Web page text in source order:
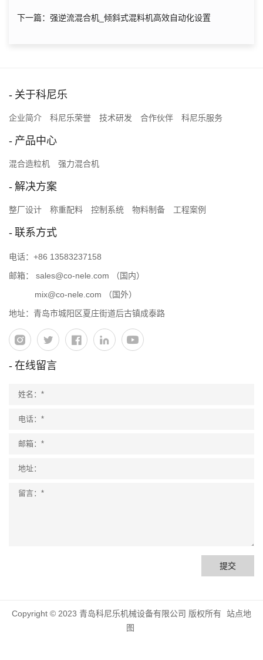
下一篇：强逆流混合机_倾斜式混料机高效自动化设置
关于科尼乐
企业简介 科尼乐荣誉 技术研发 合作伙伴 科尼乐服务
产品中心
混合造粒机 强力混合机
解决方案
整厂设计 称重配料 控制系统 物料制备 工程案例
联系方式
电话： +86 13583237158
邮箱： sales@co-nele.com （国内）
mix@co-nele.com （国外）
地址：青岛市城阳区夏庄街道后古镇成泰路
在线留言
提交
Copyright © 2023 青岛科尼乐机械设备有限公司 版权所有
站点地
图